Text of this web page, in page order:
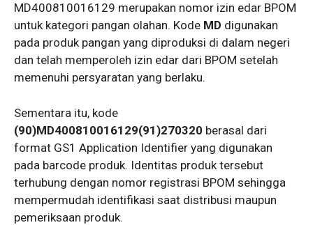
MD400810016129 merupakan nomor izin edar BPOM
untuk kategori pangan olahan. Kode MD digunakan
pada produk pangan yang diproduksi di dalam negeri
dan telah memperoleh izin edar dari BPOM setelah
memenuhi persyaratan yang berlaku.
Sementara itu, kode
(90)MD400810016129(91)270320 berasal dari
format GS1 Application Identifier yang digunakan
pada barcode produk. Identitas produk tersebut
terhubung dengan nomor registrasi BPOM sehingga
mempermudah identifikasi saat distribusi maupun
pemeriksaan produk.